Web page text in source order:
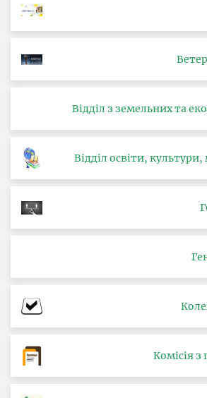
Відділ з земельних та
Відділ освіти,
Комісія